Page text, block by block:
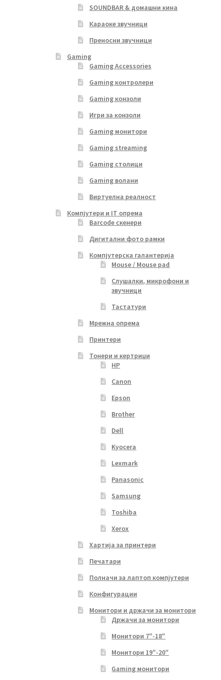
SOUNDBAR & домашни кина
Караоке звучници
Преносни звучници
Gaming
Gaming Accessories
Gaming контролери
Gaming конзоли
Игри за конзоли
Gaming монитори
Gaming streaming
Gaming столици
Gaming волани
Виртуелна реалност
Компјутери и IT опрема
Barcode скенери
Дигитални фото рамки
Компјутерска галантерија
Mouse / Mouse pad
Слушалки, микрофони и
звучници
Тастатури
Мрежна опрема
Принтери
Тонери и кертриџи
HP
Canon
Epson
Brother
Dell
Kyocera
Lexmark
Panasonic
Samsung
Toshiba
Xerox
Хартија за принтери
Печатари
Полначи за лаптоп компјутери
Конфигурации
Монитори и држачи за монитори
Држачи за монитори
Монитори 7″-18″
Монитори 19″-20″
Gaming монитори